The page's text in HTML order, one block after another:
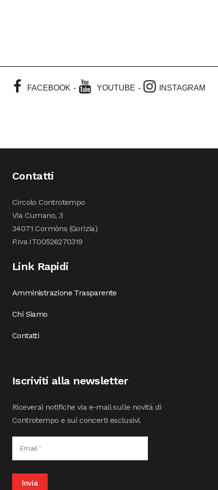
FACEBOOK - YOUTUBE - INSTAGRAM
Contatti
Circolo Controtempo
Via Cumano, 3
34071 Cormòns (Gorizia)
P.Iva IT00526270319
Link Rapidi
Amministrazione Trasparente
Chi Siamo
Contatti
Iscriviti alla newsletter
Riceverai notifiche via e-mail sulle novità di
Controtempo e sui concerti esclusivi.